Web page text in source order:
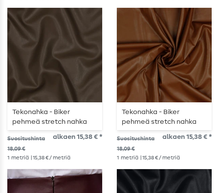
Tekonahka - Biker
pehmeä stretch nahka
taupe
Suositushinta
18,09 €
alkaen 15,38 € *
1 metriä | 15,38 € / metriä
Tekonahka - Biker
pehmeä stretch nahka
ruskea
Suositushinta
18,09 €
alkaen 15,38 € *
1 metriä | 15,38 € / metriä